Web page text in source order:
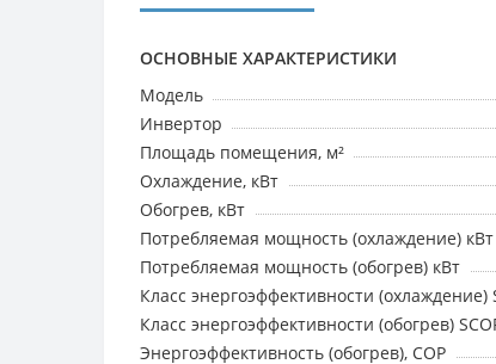
ОСНОВНЫЕ ХАРАКТЕРИСТИКИ
Модель
Инвертор
Площадь помещения, м²
Охлаждение, кВт
Обогрев, кВт
Потребляемая мощность (охлаждение) кВт
Потребляемая мощность (обогрев) кВт
Класс энергоэффективности (охлаждение)
Класс энергоэффективности (обогрев)
Энергоэффективность (обогрев), COP